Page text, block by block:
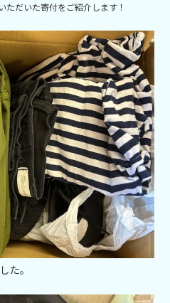
ただいた寄付をご紹介します！
た。